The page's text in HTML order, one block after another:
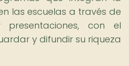
las escuelas a través de
presentaciones, con el
y difundir su riqueza